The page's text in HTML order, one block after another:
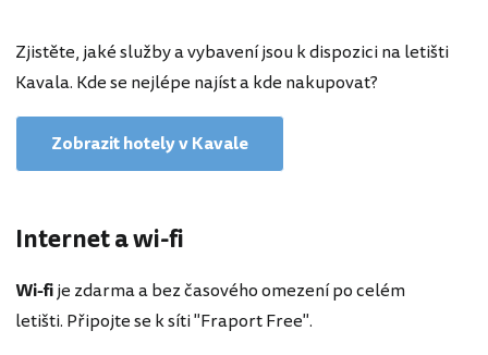
Zjistěte, jaké služby a vybavení jsou k dispozici na letišti
Kavala. Kde se nejlépe najíst a kde nakupovat?
Zobrazit hotely v Kavale
Internet a wi-fi
Wi-fije zdarma a bez časového omezení po celém
letišti. Připojte se k síti "Fraport Free".